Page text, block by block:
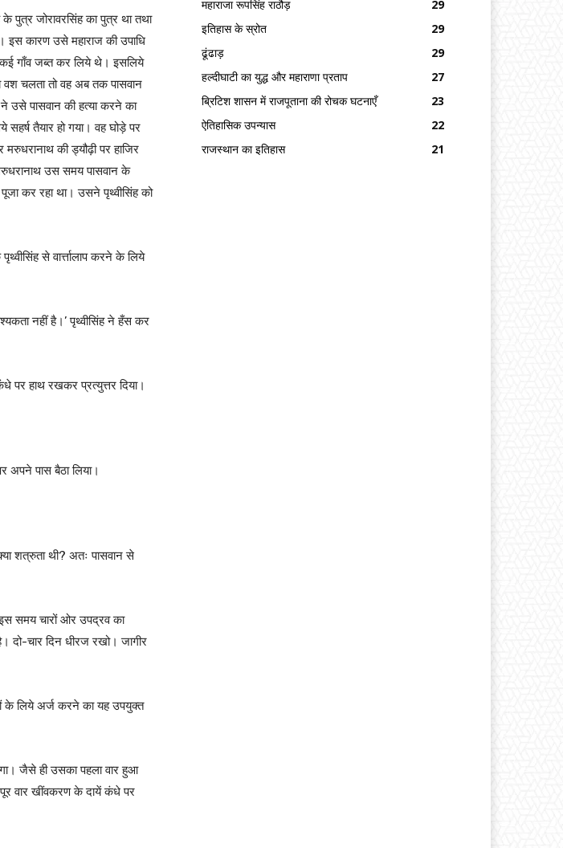
के पुत्र जोरावरसिंह का पुत्र था तथा
इस कारण उसे महाराज की उपाधि
कई गाँव जब्त कर लिये थे। इसलिये
चलता तो वह अब तक पासवान
उसे पासवान की हत्या करने का
सहर्ष तैयार हो गया। वह घोड़े पर
की ड्यौढ़ी पर हाजिर
उस समय पासवान के
कर रहा था। उसने पृथ्वीसिंह को
से वार्त्तालाप करने के लिये
नहीं है।’ पृथ्वीसिंह ने हँस कर
हाथ रखकर प्रत्युत्तर दिया।
पास बैठा लिया।
शत्रुता थी? अतः पासवान से
इस समय चारों ओर उपद्रव का
दो-चार दिन धीरज रखो। जागीर
के लिये अर्ज करने का यह उपयुक्त
जैसे ही उसका पहला वार हुआ
वार खींवकरण के दायें कंधे पर
महाराजा रूपसिंह राठौड़
29
इतिहास के स्रोत
29
ढूंढाड़
29
हल्दीघाटी का युद्ध और महाराणा प्रताप
27
ब्रिटिश शासन में राजपूताना की रोचक घटनाएँ
23
ऐतिहासिक उपन्यास
22
राजस्थान का इतिहास
21